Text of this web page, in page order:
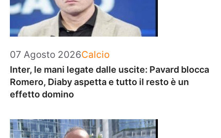
07 Agosto 2026Categorie
Calcio
Inter, le mani legate dalle uscite: Pavard blocca
Romero, Diaby aspetta e tutto il resto è un
effetto domino